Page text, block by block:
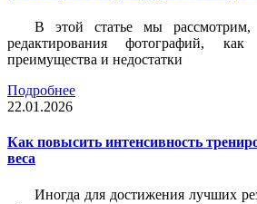
В этой статье мы
редактирования фотографий,
преимущества и недостатки
Подробнее
22.01.2026
Как повысить интенсивность
веса
Иногда для достижения лучших